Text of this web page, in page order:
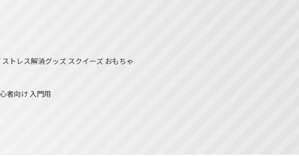
トレス解消グッズ スクイーズ おもちゃ
者向け 入門用